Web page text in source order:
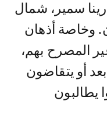
سمير، شمال
وخاصة أذهان
المصرح بهم،
أو يتقاضون
يطالبون